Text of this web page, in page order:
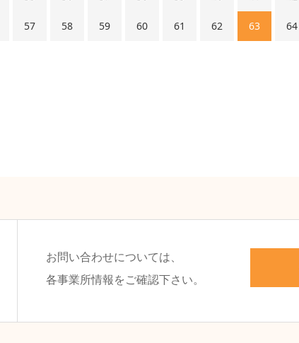
57 58 59 60 61 62 63 64
お問い合わせについては、
各事業所情報をご確認下さい。